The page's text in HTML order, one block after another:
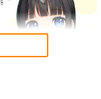
黒白のアヴェスター 1
神座万象・第十四機
関